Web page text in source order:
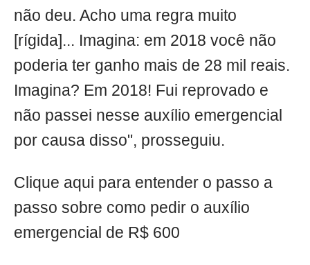
não deu. Acho uma regra muito
[rígida]... Imagina: em 2018 você não
poderia ter ganho mais de 28 mil reais.
Imagina? Em 2018! Fui reprovado e
não passei nesse auxílio emergencial
por causa disso", prosseguiu.
Clique aqui para entender o passo a
passo sobre como pedir o auxílio
emergencial de R$ 600